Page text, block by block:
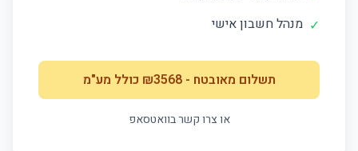
✓ מנהל חשבון אישי
תשלום מאובטח - ₪
3568 כולל מע"מ
או צרו קשר בוואטסאפ